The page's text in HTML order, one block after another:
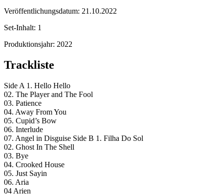
Veröffentlichungsdatum: 21.10.2022
Set-Inhalt: 1
Produktionsjahr: 2022
Trackliste
Side A 1. Hello Hello
02. The Player and The Fool
03. Patience
04. Away From You
05. Cupid’s Bow
06. Interlude
07. Angel in Disguise Side B 1. Filha Do Sol
02. Ghost In The Shell
03. Bye
04. Crooked House
05. Just Sayin
06. Aria
04 Arien